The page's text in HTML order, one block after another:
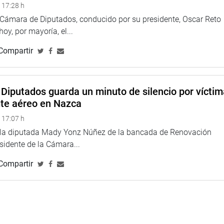
a una segunda instancia la condena que se le dio en
es absolutamente imposible que se le indulte”, refirió.
ser firmado por el actual ministro de Justicia y Derechos
Yo creo que es absolutamente imposible que se le
h
de Diputados, conducido por su presidente, Oscar Reto
por mayoría, el...
guarda un minuto de silencio por
aéreo en Nazca
h
diputada Mady Yonz Núñez de la bancada de Renovación
de la Cámara...